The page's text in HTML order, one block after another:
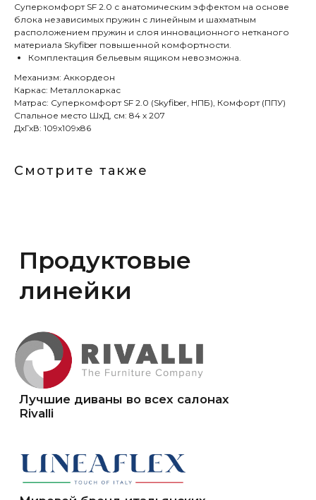
Суперкомфорт SF 2.0 с анатомическим эффектом на основе
блока независимых пружин с линейным и шахматным
расположением пружин и слоя инновационного нетканого
материала Skyfiber повышенной комфортности.
Комплектация бельевым ящиком невозможна.
Механизм: Аккордеон
Каркас: Металлокаркас
Матрас: Суперкомфорт SF 2.0 (Skyfiber, НПБ), Комфорт (ППУ)
Спальное место ШхД, см: 84 х 207
ДхГхВ: 109х109х86
Смотрите также
линейки
Лучшие диваны во всех салонах
Rivalli
Мировой бренд итальянских
анатомических матрасов. Во всех
Rivalli в ТЦ «Новый
магнат» и «Орион»